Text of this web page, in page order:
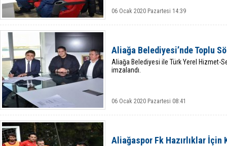
06 Ocak 2020 Pazartesi 14:39
Aliağa Belediyesi’nde Toplu
Aliağa Belediyesi ile Türk Yerel Hizmet-
imzalandı.
06 Ocak 2020 Pazartesi 08:41
Aliağaspor Fk Hazırlıklar İçin